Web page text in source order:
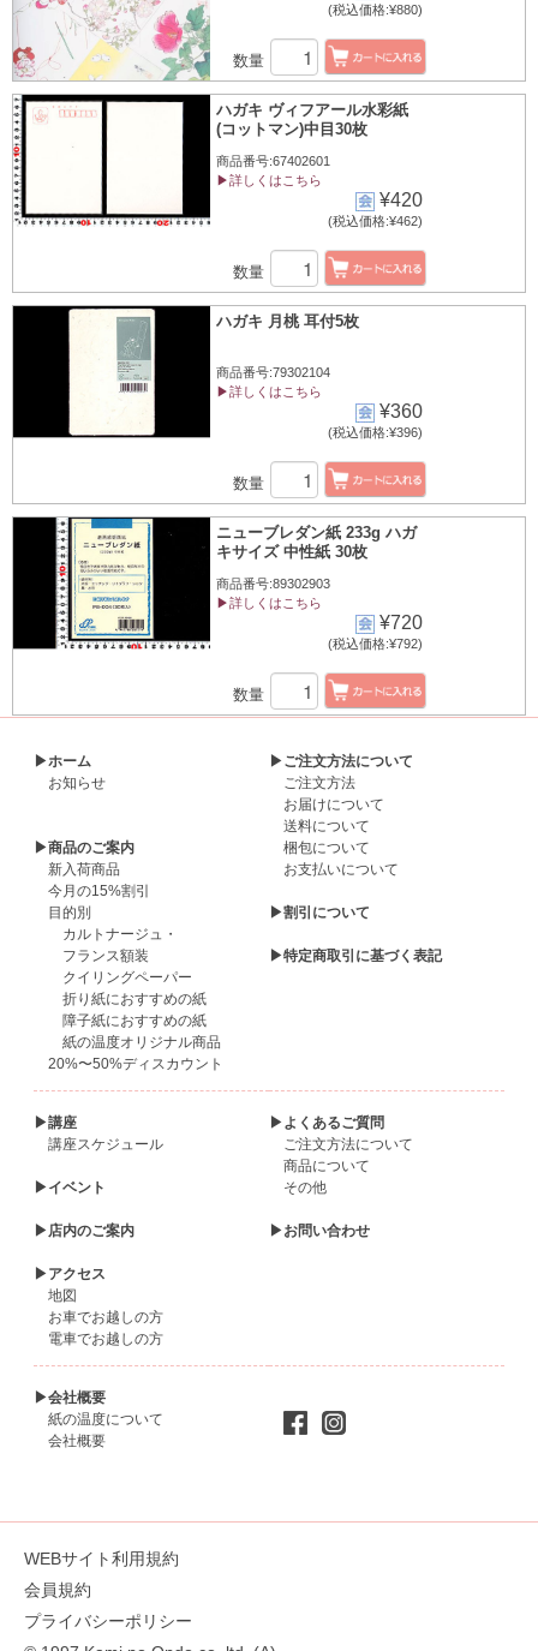
(税込価格:¥880)
数量
ハガキ ヴィフアール水彩紙
(コットマン)中目30枚
商品番号:67402601
▶詳しくはこちら
¥420
(税込価格:¥462)
数量
ハガキ 月桃 耳付5枚
商品番号:79302104
▶詳しくはこちら
¥360
(税込価格:¥396)
数量
ニューブレダン紙 233g ハガ
キサイズ 中性紙 30枚
商品番号:89302903
▶詳しくはこちら
¥720
(税込価格:¥792)
数量
▶ホーム
お知らせ
▶商品のご案内
新入荷商品
今月の15%割引
目的別
カルトナージュ・
フランス額装
クイリングペーパー
折り紙におすすめの紙
障子紙におすすめの紙
紙の温度オリジナル商品
20%〜50%ディスカウント
▶ご注文方法について
ご注文方法
お届けについて
送料について
梱包について
お支払いについて
▶割引について
▶特定商取引に基づく表記
▶講座
講座スケジュール
▶イベント
▶店内のご案内
▶アクセス
地図
お車でお越しの方
電車でお越しの方
▶よくあるご質問
ご注文方法について
商品について
その他
▶お問い合わせ
▶会社概要
紙の温度について
会社概要
WEBサイト利用規約
会員規約
プライバシーポリシー